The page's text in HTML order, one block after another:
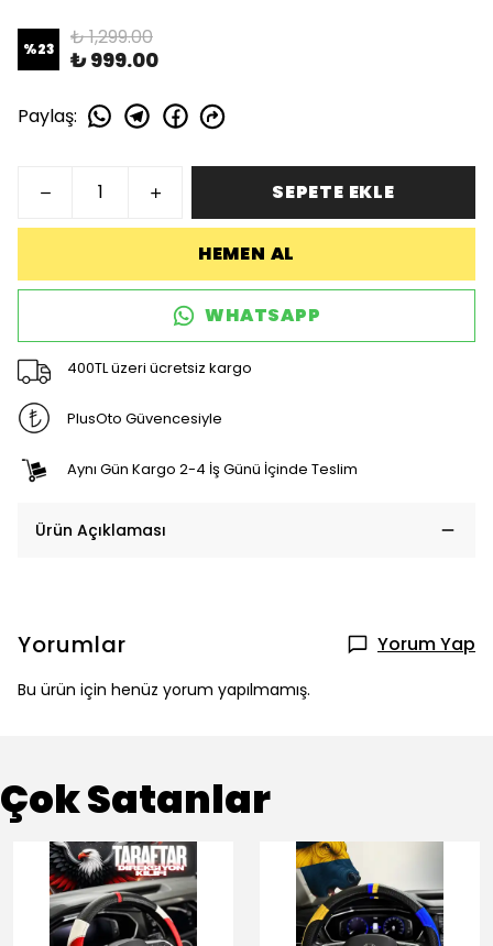
%23 ₺ 1,299.00
₺ 999.00
Paylaş:
SEPETE EKLE
HEMEN AL
WHATSAPP
400TL üzeri ücretsiz kargo
PlusOto Güvencesiyle
Aynı Gün Kargo 2-4 İş Günü İçinde Teslim
Ürün Açıklaması
Yorumlar Yorum Yap
Bu ürün için henüz yorum yapılmamış.
Çok Satanlar